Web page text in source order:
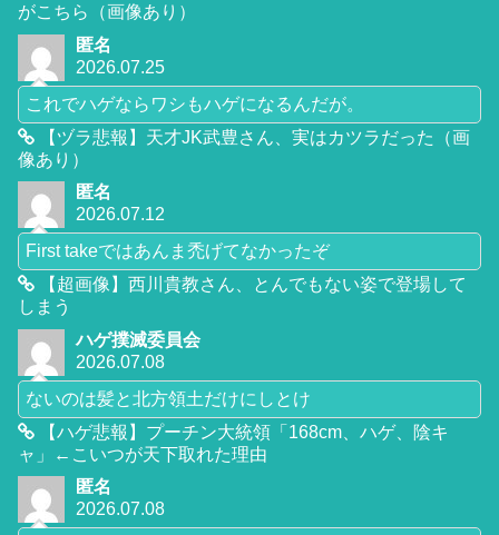
がこちら（画像あり）
匿名
2026.07.25
これでハゲならワシもハゲになるんだが。
【ヅラ悲報】天才JK武豊さん、実はカツラだった（画
像あり）
匿名
2026.07.12
First takeではあんま禿げてなかったぞ
【超画像】西川貴教さん、とんでもない姿で登場して
しまう
ハゲ撲滅委員会
2026.07.08
ないのは髪と北方領土だけにしとけ
【ハゲ悲報】プーチン大統領「168cm、ハゲ、陰キ
ャ」←こいつが天下取れた理由
匿名
2026.07.08